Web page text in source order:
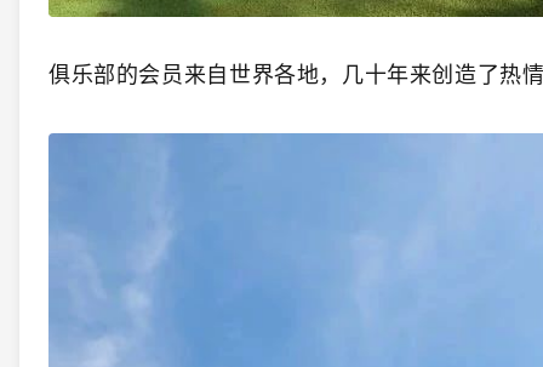
俱乐部的会员来自世界各地，几十年来创造了热